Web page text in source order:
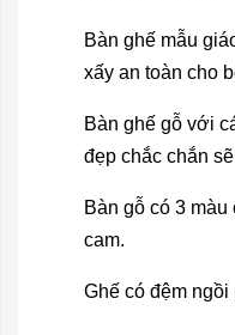
Bàn ghế mẫu
xấy an toàn cho
Bàn ghế gỗ với
đẹp chắc chắn
Bàn gỗ có 3 màu
cam.
Ghế có đệm ngồi